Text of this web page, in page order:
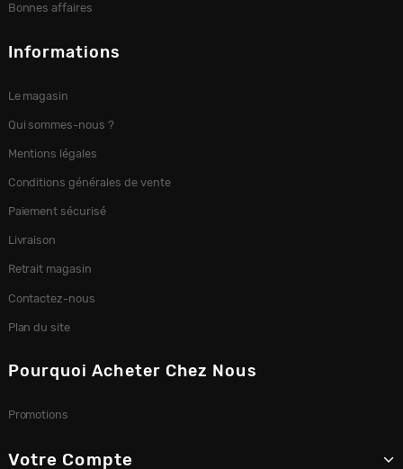
Bonnes affaires
Informations
Le magasin
Qui sommes-nous ?
Mentions légales
Conditions générales de vente
Paiement sécurisé
Livraison
Retrait magasin
Contactez-nous
Plan du site
Pourquoi Acheter Chez Nous
Promotions
Votre Compte